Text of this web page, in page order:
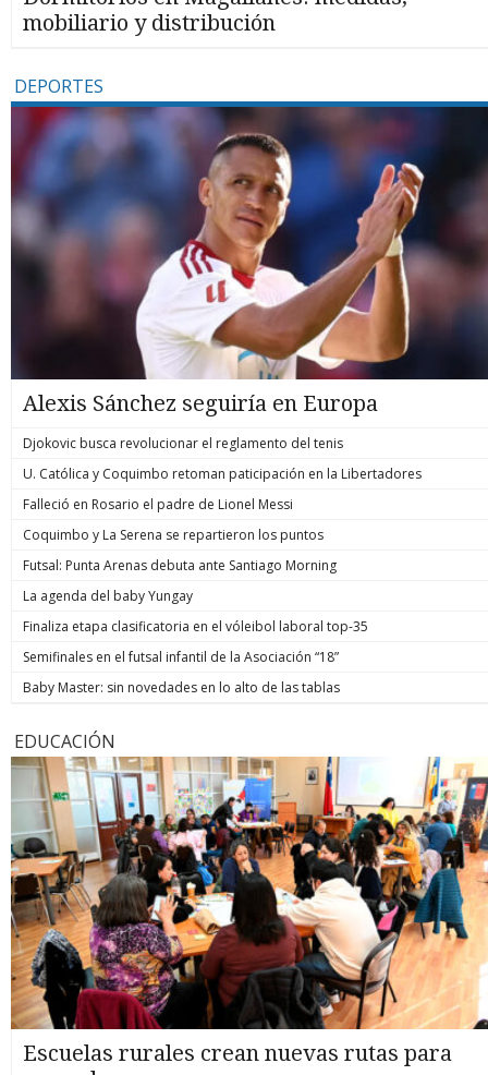
mobiliario y distribución
DEPORTES
Alexis Sánchez seguiría en Europa
Djokovic busca revolucionar el reglamento del tenis
U. Católica y Coquimbo retoman paticipación en la Libertadores
Falleció en Rosario el padre de Lionel Messi
Coquimbo y La Serena se repartieron los puntos
Futsal: Punta Arenas debuta ante Santiago Morning
La agenda del baby Yungay
Finaliza etapa clasificatoria en el vóleibol laboral top-35
Semifinales en el futsal infantil de la Asociación “18”
Baby Master: sin novedades en lo alto de las tablas
EDUCACIÓN
Escuelas rurales crean nuevas rutas para